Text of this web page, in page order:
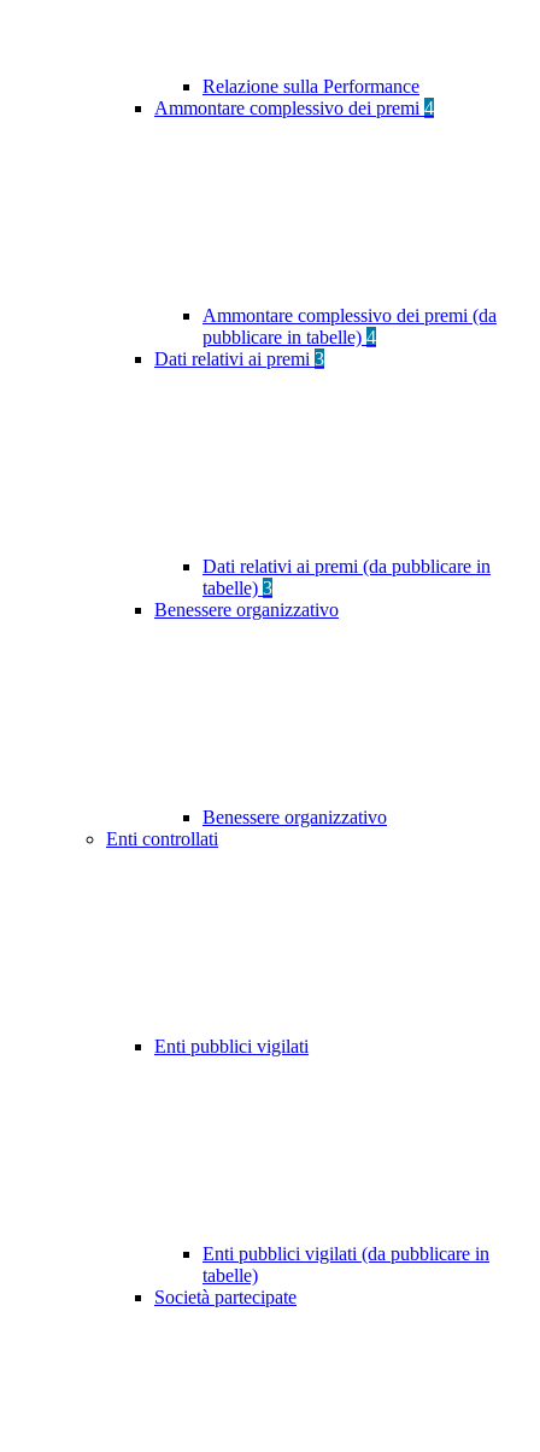
Relazione sulla Performance
Ammontare complessivo dei premi 4
Ammontare complessivo dei premi (da
pubblicare in tabelle) 4
Dati relativi ai premi 3
Dati relativi ai premi (da pubblicare in
tabelle) 3
Benessere organizzativo
Benessere organizzativo
Enti controllati
Enti pubblici vigilati
Enti pubblici vigilati (da pubblicare in
tabelle)
Società partecipate